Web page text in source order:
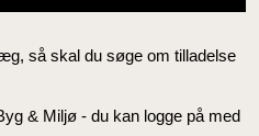
så skal du søge om tilladelse
& Miljø - du kan logge på med